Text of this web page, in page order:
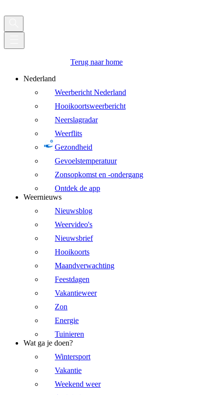
Terug naar home
Nederland
Weerbericht Nederland
Hooikoortsweerbericht
Neerslagradar
Weerflits
Gezondheid
Gevoelstemperatuur
Zonsopkomst en -ondergang
Ontdek de app
Weernieuws
Nieuwsblog
Weervideo's
Nieuwsbrief
Hooikoorts
Maandverwachting
Feestdagen
Vakantieweer
Zon
Energie
Tuinieren
Wat ga je doen?
Wintersport
Vakantie
Weekend weer